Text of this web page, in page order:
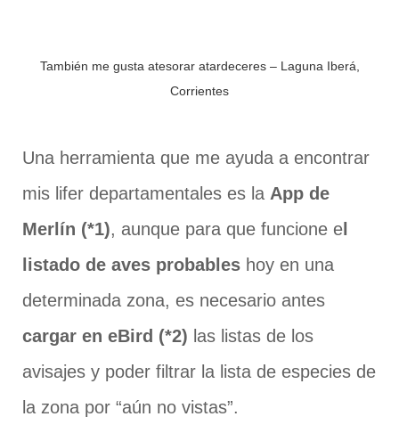
También me gusta atesorar atardeceres – Laguna Iberá,
Corrientes
Una herramienta que me ayuda a encontrar
mis lifer departamentales es la App de
Merlín (*1), aunque para que funcione e
listado de aves probables hoy en una
determinada zona, es necesario antes
cargar en eBird (*2) las listas de los
avisajes y poder filtrar la lista de especies de
la zona por “aún no vistas”.